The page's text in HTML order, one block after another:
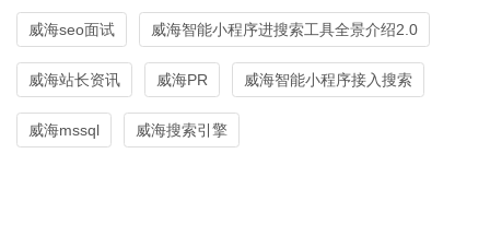
威海seo面试 威海智能小程序进搜索工具全景介绍2.0
威海站长资讯 威海PR 威海智能小程序接入搜索
威海mssql 威海搜索引擎